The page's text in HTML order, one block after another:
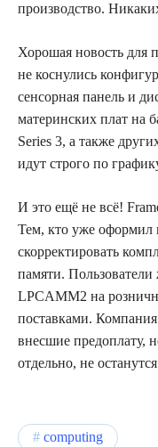
производство.
Хорошая новость для
не коснулись
сенсорная панель и
материнских плат на
Series 3, а также
идут строго по
И это ещё не всё!
Тем, кто уже оформил
скорректировать
памяти.
LPCAMM2 на
поставками.
внесшие предоплату,
отдельно, не
computing